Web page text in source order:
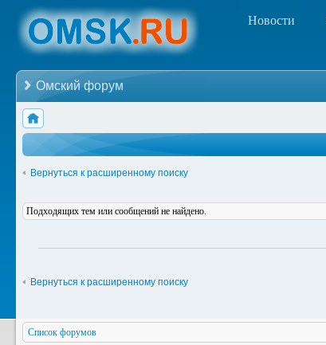
Новости
Омский форум
Вернуться к расширенному поиску
Подходящих тем или сообщений не найдено.
Вернуться к расширенному поиску
Список форумов